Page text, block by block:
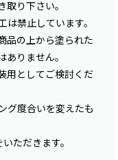
り下さい。
禁止しています。
品の上から塗られた
りません。
用としてご検討くだ
グ度合いを変えたも
ただきます。